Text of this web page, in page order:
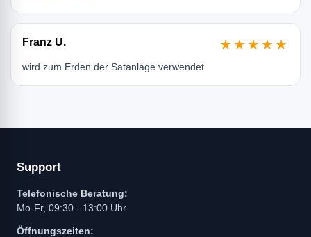
Franz U. ★★★★★
wird zum Erden der Satanlage verwendet
Support
Telefonische Beratung:
Mo-Fr, 09:30 - 13:00 Uhr
Öffnungszeiten: